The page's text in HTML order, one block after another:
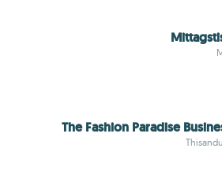
The Fashion Paradise